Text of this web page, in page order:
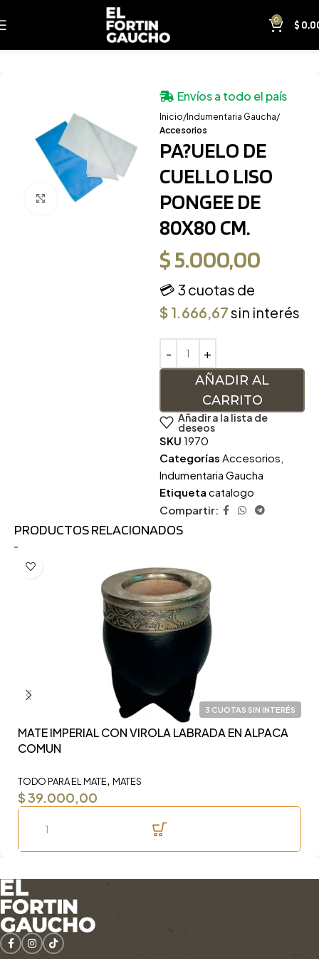
0 $
Clic para ampliar
Inicio
Indumentaria Gaucha
Accesorios
Envíos a todo el país
PA?UELO DE
CUELLO LISO
PONGEE DE
80X80 CM.
$5.000,00
💳 3 cuotas de
$ 1.666,67sin interés
AÑADIR AL
CARRITO
Añadir a la lista de
deseos
SKU 1970
Categorías Accesorios,
Indumentaria Gaucha
Etiqueta catalogo
Compartir:
PRODUCTOS RELACIONADOS
3 CUOTAS SIN INTERÉS
MATE IMPERIAL CON VIROLA LABRADA EN ALPACA
COMUN
TODO PARA EL MATE, MATES
$39.000,00